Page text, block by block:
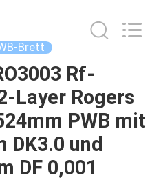
Brett
Rf-
Layer Rogers
PWB mit
DK3.0 und
DF 0,001